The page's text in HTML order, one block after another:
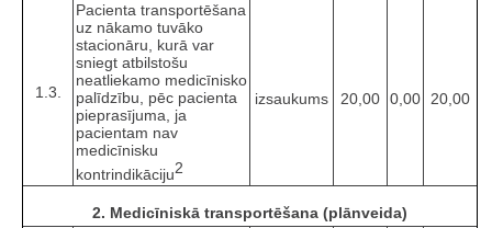
1.3.
Pacienta transportēšana
uz nākamo tuvāko
stacionāru, kurā var
sniegt atbilstošu
neatliekamo medicīnisko
palīdzību, pēc pacienta
pieprasījuma, ja
pacientam nav
medicīnisku
kontrindikāciju2
izsaukums 20,00 0,00 20,00
2. Medicīniskā transportēšana (plānveida)